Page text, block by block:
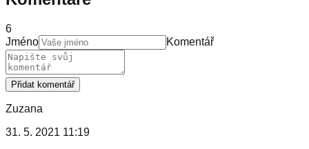
6
Jméno
Komentář
Přidat komentář
Zuzana
31. 5. 2021 11:19